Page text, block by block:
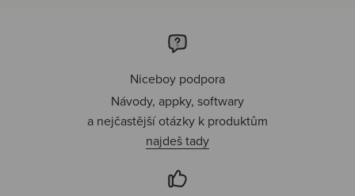
Niceboy podpora
Návody, appky, softwary
a nejčastější otázky k produktům
najdeš tady